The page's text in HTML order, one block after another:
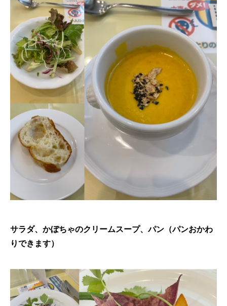
サラダ、かぼちゃのクリームスープ、パン（パンおかわ
りできます）